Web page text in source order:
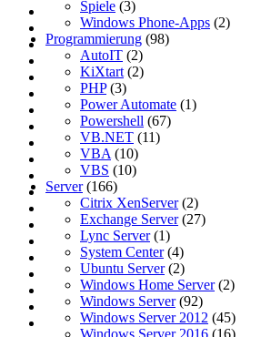
Spiele (3)
Windows Phone-Apps (2)
Programmierung (98)
AutoIT (2)
KiXtart (2)
PHP(3)
Power Automate (1)
Powershell (67)
VB.NET (11)
VBA (10)
VBS (10)
Server(166)
Citrix XenServer(2)
Exchange Server(27)
Lync Server(1)
System Center(4)
Ubuntu Server(2)
Windows Home Server(2)
Windows Server(92)
Windows Server 2012 (45)
Windows Server 2016 (16)